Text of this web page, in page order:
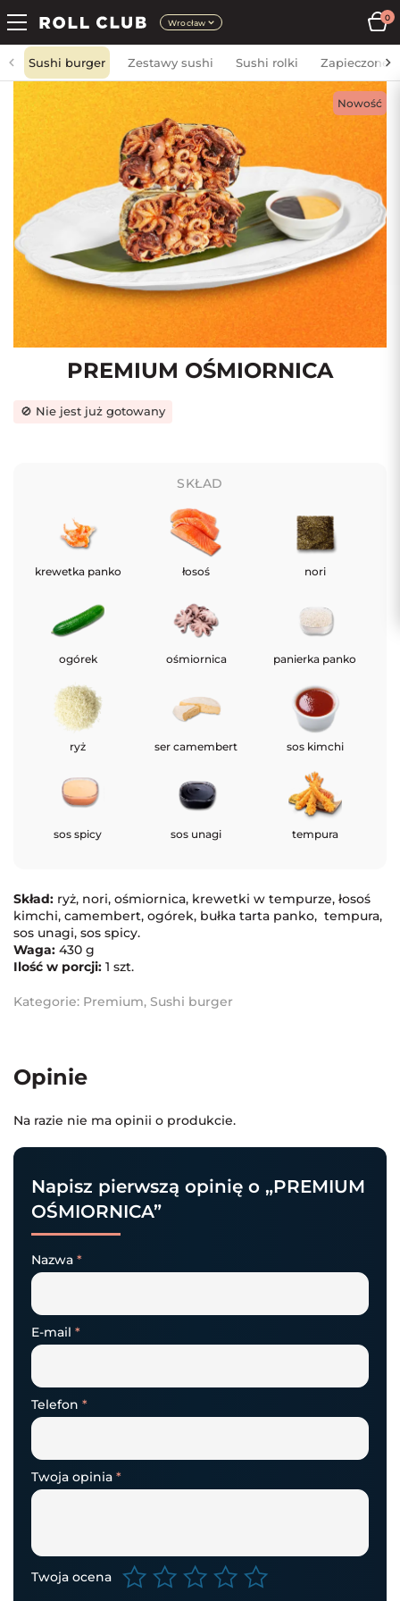
Wrocław
0
Sushi burger Zestawy sushi Sushi rolki Zapieczone
Nowość
PREMIUM OŚMIORNICA
🚫 Nie jest już gotowany
SKŁAD
krewetka panko łosoś nori
ogórek ośmiornica panierka panko
ryż ser camembert sos kimchi
sos spicy sos unagi tempura
Skład: ryż, nori, ośmiornica, krewetki w tempurze, łosoś
kimchi, camembert, ogórek, bułka tarta panko, tempura,
sos unagi, sos spicy.
Waga: 430 g
Ilość w porcji: 1 szt.
Kategorie: Premium, Sushi burger
Opinie
Na razie nie ma opinii o produkcie.
Napisz pierwszą opinię o „PREMIUM
OŚMIORNICA”
Nazwa *
E-mail *
Telefon *
Twoja ocena
Twoja opinia *